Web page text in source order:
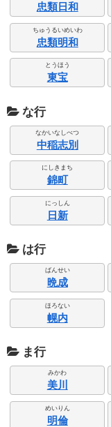
忠類日和
ちゅうるいめいわ
忠類明和
とうほう
東宝
な行
なかいなしべつ
中稲志別
にしきまち
錦町
にっしん
日新
は行
ばんせい
晩成
ほろない
幌内
ま行
みかわ
美川
めいりん
明倫